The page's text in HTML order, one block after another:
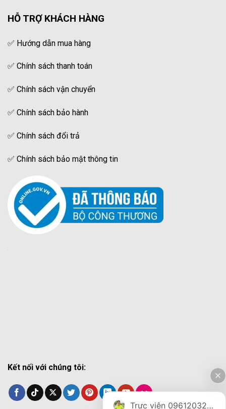
HỖ TRỢ KHÁCH HÀNG
✅ Hướng dẫn mua hàng
✅ Chính sách thanh toán
✅ Chính sách vận chuyển
✅ Chính sách bảo hành
✅ Chính sách đổi trả
✅ Chính sách bảo mật thông tin
Kết nối với chúng tôi:
Trực viên 0961203270